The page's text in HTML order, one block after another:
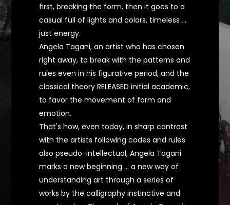
first, breaking the form, then it goes to a
casual full of lights and colors, timeless ...
just energy.
Angela Tagani, an artist who has chosen
right away, to break with the patterns and
rules even in his figurative period, and the
classical theory RELEASED initial academic,
to favor the movement of form and
emotion.
That's how, even today, in sharp contrast
with the artists following codes and rules
also pseudo-intellectual, Angela Tagani
marks a new beginning ... a new way of
understanding art through a series of
works by the calligraphy instinctive and